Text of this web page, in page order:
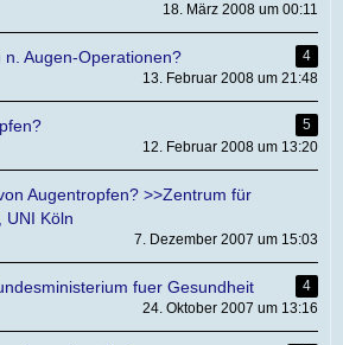
18. März 2008 um 00:11
n. Augen-Operationen?
4
13. Februar 2008 um 21:48
5
12. Februar 2008 um 13:20
Augentropfen? >>Zentrum für
UNI Köln
7. Dezember 2007 um 15:03
fuer Gesundheit
4
24. Oktober 2007 um 13:16